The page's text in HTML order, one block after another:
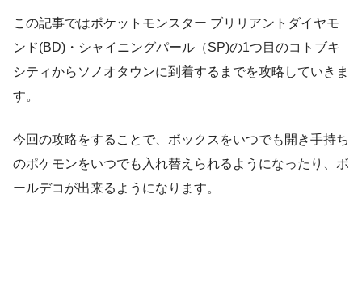
この記事ではポケットモンスター ブリリアントダイヤモ
ンド(BD)・シャイニングパール（SP)の1つ目のコトブキ
シティからソノオタウンに到着するまでを攻略していきま
す。
今回の攻略をすることで、ボックスをいつでも開き手持ち
のポケモンをいつでも入れ替えられるようになったり、ボ
ールデコが出来るようになります。